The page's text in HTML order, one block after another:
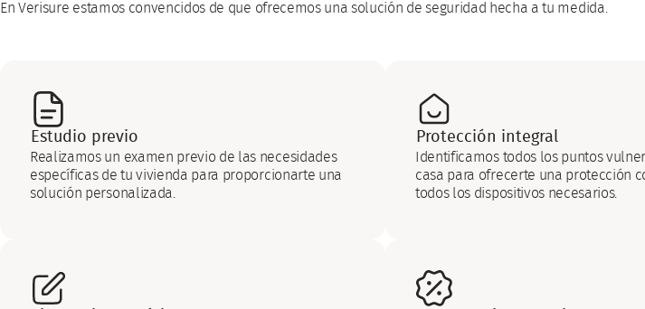
En Verisure estamos convencidos de que ofrecemos una solución de seguridad hecha a tu medida.
Estudio previo
Realizamos un examen previo de las necesidades
específicas de tu vivienda para proporcionarte una
solución personalizada.
Protección integral
Identificamos todos los puntos
casa para ofrecerte una protección
todos los dispositivos necesarios.